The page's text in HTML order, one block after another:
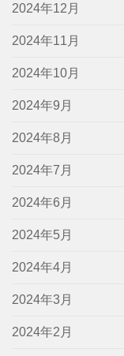
2024年12月
2024年11月
2024年10月
2024年9月
2024年8月
2024年7月
2024年6月
2024年5月
2024年4月
2024年3月
2024年2月